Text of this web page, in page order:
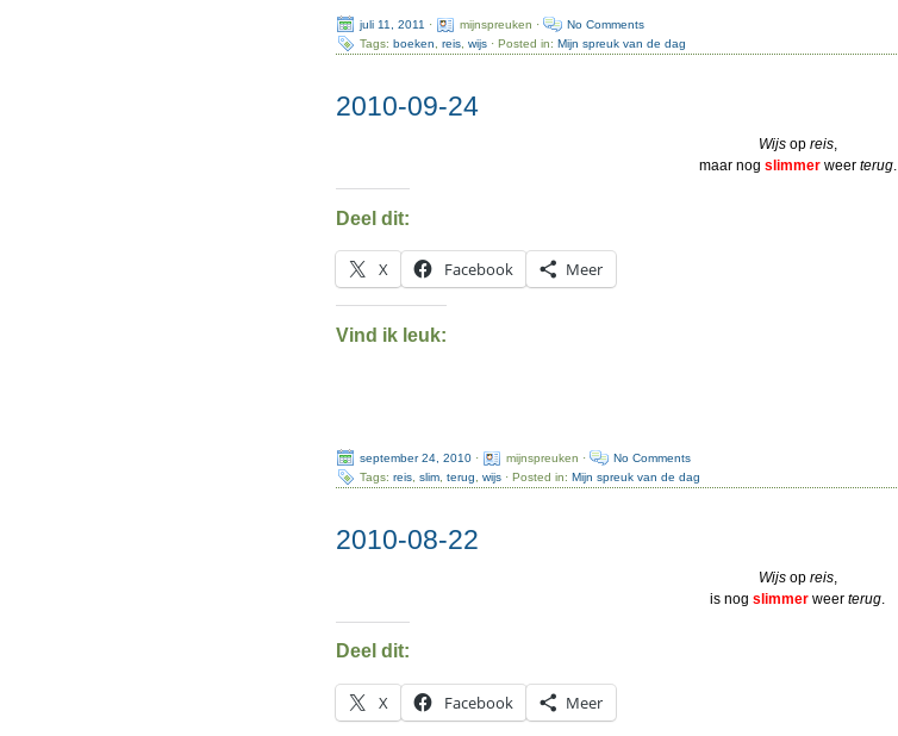
juli 11, 2011 · mijnspreuken ·
No Comments
Tags:boeken ,reis ,wijs · Posted in:Mijn spreuk van de dag
2010-09-24
Wijsop reis,
maar nog slimmer weer terug.
Deel dit:
X Facebook Meer
Vind ik leuk:
september 24, 2010 · mijnspreuken ·
No Comments
Tags:reis ,slim ,terug ,wijs · Posted in:Mijn spreuk van de dag
2010-08-22
Wijsop reis,
is nogslimmer weerterug
Deel dit:
X Facebook Meer